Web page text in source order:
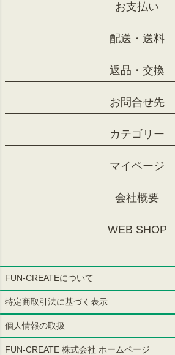
お支払い
配送・送料
返品・交換
お問合せ先
カテゴリー
マイページ
会社概要
WEB SHOP
FUN-CREATEについて
特定商取引法に基づく表示
個人情報の取扱
FUN-CREATE 株式会社 ホームページ